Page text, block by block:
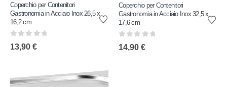
Coperchio per Contenitori
Gastronomia in Acciaio Inox 26,5 x
16,2 cm
0 out of 5
13,90 €
Coperchio per Contenitori
Gastronomia in Acciaio Inox 32,5 x
17,6 cm
0 out of 5
14,90 €